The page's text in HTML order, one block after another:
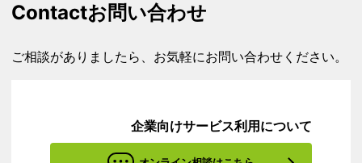
Contactお問い合わせ
ご相談がありましたら、お気軽にお問い合わせください。
企業向けサービス利用について